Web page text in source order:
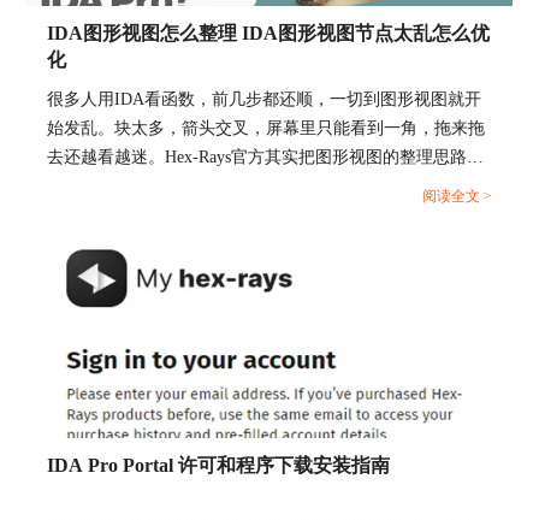
IDA图形视图怎么整理 IDA图形视图节点太乱怎么优
化
很多人用IDA看函数，前几步都还顺，一切到图形视图就开
始发乱。块太多，箭头交叉，屏幕里只能看到一角，拖来拖
去还越看越迷。Hex-Rays官方其实把图形视图的整理思路拆
得很清楚，基础切换靠图形视图本身，范围收缩可以用节点
真要把图整理顺，不是只靠缩放，而是先收范围，再定布
局，再决定看函数内部还是看函数之间。...
阅读全文 >
IDA Pro Portal 许可和程序下载安装指南